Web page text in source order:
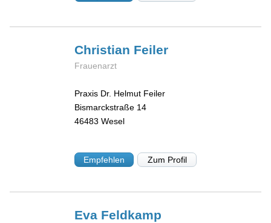
Christian Feiler
Frauenarzt
Praxis Dr. Helmut Feiler
Bismarckstraße 14
46483 Wesel
Empfehlen Zum Profil
Eva Feldkamp